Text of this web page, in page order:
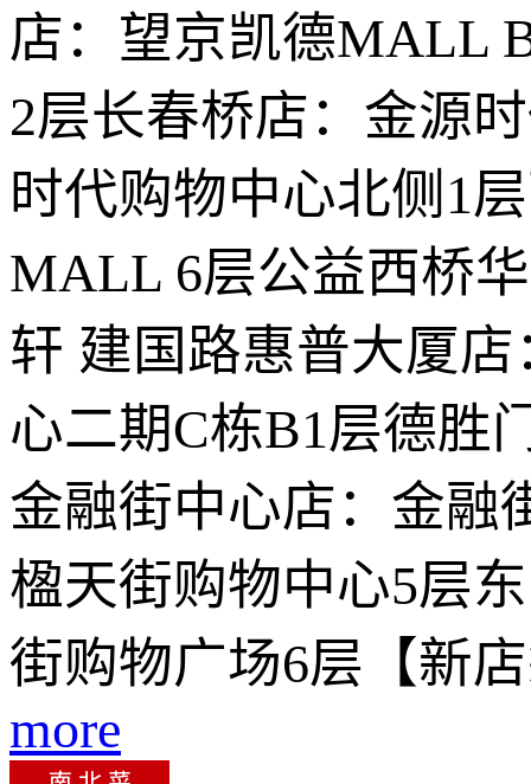
店：望京凯德MALL
2层长春桥店：金源
时代购物中心北侧1
MALL 6层公益西桥
轩 建国路惠普大厦
心二期C栋B1层德胜
金融街中心店：金融
楹天街购物中心5层
街购物广场6层【新
more